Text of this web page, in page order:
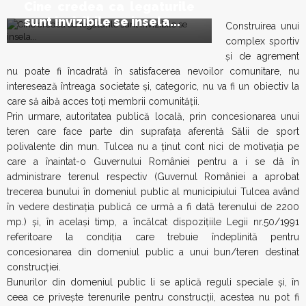
sunt invizibile se insela...
Construirea unui
complex sportiv
şi de agrement
nu poate fi încadrată în satisfacerea nevoilor comunitare, nu
interesează întreaga societate şi, categoric, nu va fi un obiectiv la
care să aibă acces toţi membrii comunităţii.
Prin urmare, autoritatea publică locală, prin concesionarea unui
teren care face parte din suprafaţa aferentă Sălii de sport
polivalente din mun. Tulcea nu a ţinut cont nici de motivaţia pe
care a înaintat-o Guvernului României pentru a i se dă în
administrare terenul respectiv (Guvernul României a aprobat
trecerea bunului în domeniul public al municipiului Tulcea având
în vedere destinaţia publică ce urmă a fi dată terenului de 2200
mp.) şi, în acelaşi timp, a încălcat dispoziţiile Legii nr.50/1991
referitoare la condiţia care trebuie îndeplinită pentru
concesionarea din domeniul public a unui bun/teren destinat
construcţiei.
Bunurilor din domeniul public li se aplică reguli speciale şi, în
ceea ce priveşte terenurile pentru construcţii, acestea nu pot fi